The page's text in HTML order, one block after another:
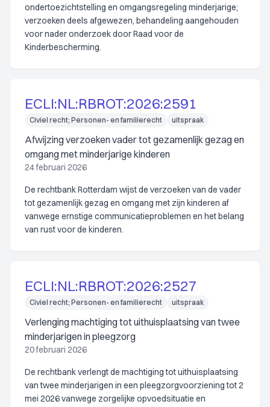
ondertoezichtstelling en omgangsregeling minderjarige;
verzoeken deels afgewezen, behandeling aangehouden
voor nader onderzoek door Raad voor de
Kinderbescherming.
ECLI:NL:RBROT:2026:2591
Civiel recht; Personen- en familierecht uitspraak
Afwijzing verzoeken vader tot gezamenlijk gezag en
omgang met minderjarige kinderen
24 februari 2026
De rechtbank Rotterdam wijst de verzoeken van de vader
tot gezamenlijk gezag en omgang met zijn kinderen af
vanwege ernstige communicatieproblemen en het belang
van rust voor de kinderen.
ECLI:NL:RBROT:2026:2527
Civiel recht; Personen- en familierecht uitspraak
Verlenging machtiging tot uithuisplaatsing van twee
minderjarigen in pleegzorg
20 februari 2026
De rechtbank verlengt de machtiging tot uithuisplaatsing
van twee minderjarigen in een pleegzorgvoorziening tot 2
mei 2026 vanwege zorgelijke opvoedsituatie en